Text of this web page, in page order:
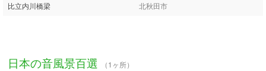
比立内川橋梁 北秋田市
日本の音風景百選 （1ヶ所）